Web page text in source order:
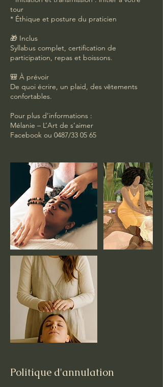
tour
* Éthique et posture du praticien
🎁 Inclus
Syllabus complet, certification de
participation, repas et boissons.
🎒 À prévoir
De quoi écrire, un plaid, des vêtements
confortables.
Pour plus d’informations :
Mélanie – L’Art de s’aimer
Facebook ou 0487/33 05 65
Politique d'annulation